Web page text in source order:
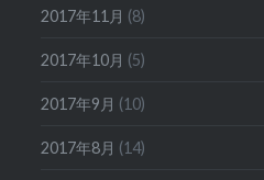
2017年11月 (8)
2017年10月 (5)
2017年9月 (10)
2017年8月 (14)